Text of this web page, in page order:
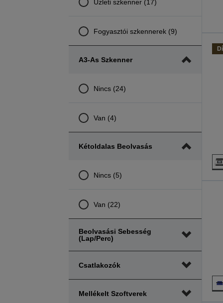
Üzleti szkenner (17)
Fogyasztói szkennerek (9)
A3-As Szkenner
Nincs (24)
Van (4)
Kétoldalas Beolvasás
Nincs (5)
Van (22)
Beolvasási Sebesség
(lap/perc)
Csatlakozók
Mellékelt Szoftverek